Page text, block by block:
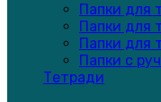
Папки для
Папки для
Папки для
Папки с
Тетради